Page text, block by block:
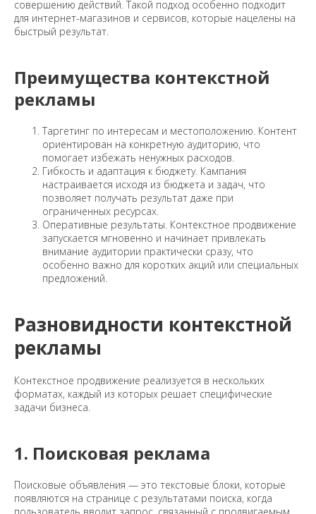
совершению действий. Такой подход особенно подходит
для интернет-магазинов и сервисов, которые нацелены на
быстрый результат.
Преимущества контекстной
рекламы
Таргетинг по интересам и местоположению. Контент
ориентирован на конкретную аудиторию, что
помогает избежать ненужных расходов.
Гибкость и адаптация к бюджету. Кампания
настраивается исходя из бюджета и задач, что
позволяет получать результат даже при
ограниченных ресурсах.
Оперативные результаты. Контекстное продвижение
запускается мгновенно и начинает привлекать
внимание аудитории практически сразу, что
особенно важно для коротких акций или специальных
предложений.
Разновидности контекстной
рекламы
Контекстное продвижение реализуется в нескольких
форматах, каждый из которых решает специфические
задачи бизнеса.
1. Поисковая реклама
Поисковые объявления — это текстовые блоки, которые
появляются на странице с результатами поиска, когда